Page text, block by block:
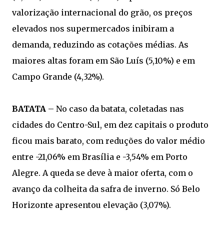
valorização internacional do grão, os preços
elevados nos supermercados inibiram a
demanda, reduzindo as cotações médias. As
maiores altas foram em São Luís (5,10%) e em
Campo Grande (4,32%).
BATATA – No caso da batata, coletadas nas
cidades do Centro-Sul, em dez capitais o produto
ficou mais barato, com reduções do valor médio
entre -21,06% em Brasília e -3,54% em Porto
Alegre. A queda se deve à maior oferta, com o
avanço da colheita da safra de inverno. Só Belo
Horizonte apresentou elevação (3,07%).